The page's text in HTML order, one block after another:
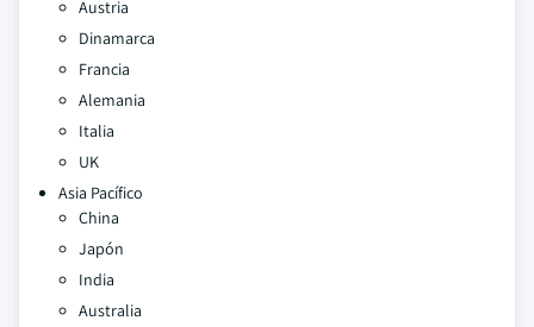
Austria
Dinamarca
Francia
Alemania
Italia
UK
Asia Pacífico
China
Japón
India
Australia